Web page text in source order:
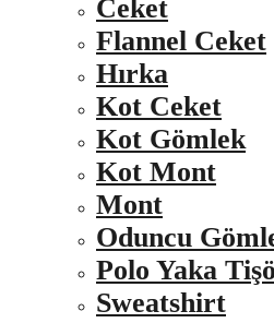
Ceket
Flannel Ceket
Hırka
Kot Ceket
Kot Gömlek
Kot Mont
Mont
Oduncu
Polo Yaka
Sweatshirt